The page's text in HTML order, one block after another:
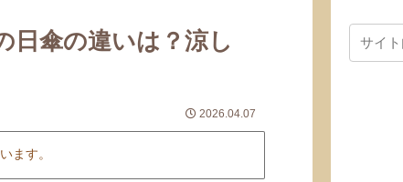
日傘の違いは？涼し
2026.04.07
ます。